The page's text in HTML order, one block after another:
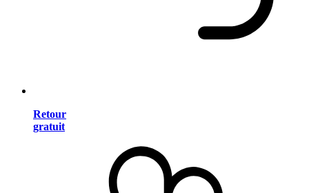
Retour
gratuit